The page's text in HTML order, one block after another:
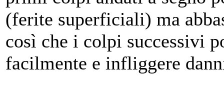
(ferite superficiali) ma
così che i colpi successivi
facilmente e infliggere